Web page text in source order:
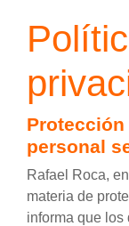
personal
Rafael Roca,
materia de
informa que los